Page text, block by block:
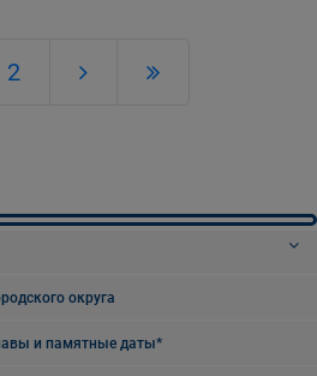
2
округа
и памятные даты*